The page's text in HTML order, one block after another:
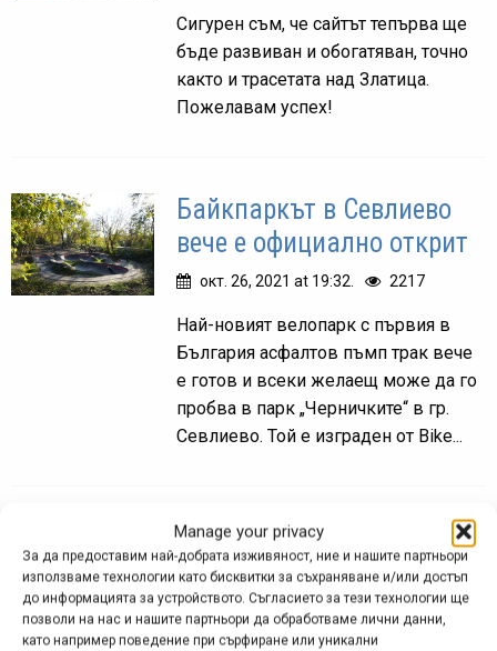
Manage your privacy
За да предоставим най-добрата изживяност, ние и нашите партньори
използваме технологии като бисквитки за съхраняване и/или достъп
до информацията за устройството. Съгласието за тези технологии ще
позволи на нас и нашите партньори да обработваме лични данни,
като например поведение при сърфиране или уникални
Сигурен съм, че сайтът тепърва ще
бъде развиван и обогатяван, точно
както и трасетата над Златица.
Пожелавам успех!
Байкпаркът в Севлиево
вече е официално открит
окт. 26, 2021 at 19:32. 2217
Най-новият велопарк с първия в
България асфалтов пъмп трак вече
е готов и всеки желаещ може да го
пробва в парк „Черничките“ в гр.
Севлиево. Той е изграден от Bike...
Добринище открива
летния сезон 2021 на 12
юни с второ МТБ трасе
юни 09, 2021 at 10:52.